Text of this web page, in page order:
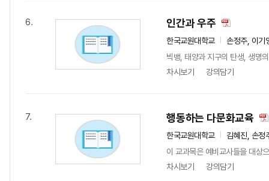
6. 인간과 우주
한국교원대학교
손정주, 이기
빅뱅, 태양과 지구의 탄생, 생명
차시보기
강의담기
7. 행동하는 다문화교육
한국교원대학교
김혜진, 손정
이 교과목은 예비교사들을 대상
차시보기
강의담기